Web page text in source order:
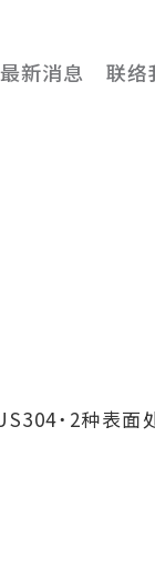
最新消息 联络
种表面